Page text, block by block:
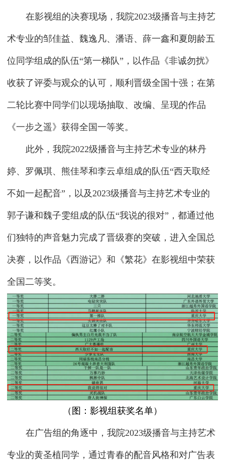
在影视组的决赛现场，我院2023级播音与主持艺
术专业的邹佳益、魏逸凡、潘语、薛一鑫和夏朗龄五
位同学组成的队伍“第一梯队”，以作品《非诚勿扰》
收获了评委与观众的认可，顺利晋级全国十强；在第
二轮比赛中同学们以现场抽取、改编、呈现的作品
《一步之遥》获得全国一等奖。
此外，我院2022级播音与主持艺术专业的林丹
婷、罗佩琪、熊佳琴和李云卓组成的队伍“西天取经
不如一起配音”，以及2023级播音与主持艺术专业的
郭子谦和魏子雯组成的队伍“我说的很对”，都通过他
们独特的声音魅力完成了晋级赛的突破，进入全国总
决赛，以作品《西游记》和《繁花》在影视组中荣获
全国二等奖。
（图：影视组获奖名单）
在广告组的角逐中，我院2023级播音与主持艺术
专业的黄圣植同学，通过青春的配音风格和对广告表